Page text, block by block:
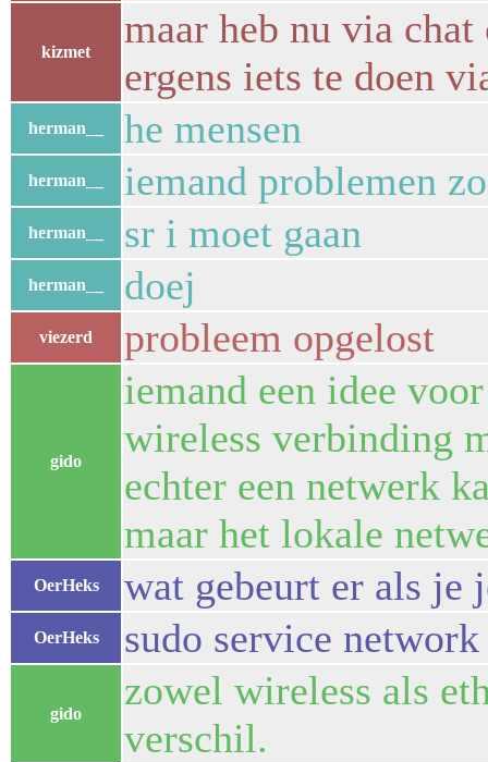
kizmet
maar heb nu via
ergens iets te doen
herman__ he mensen
herman__ iemand problemen
herman__ sr i moet gaan
herman__ doej
viezerd probleem opgelost
gido
iemand een idee
wireless verbinding
echter een netwerk
maar het lokale
OerHeks wat gebeurt er als je
OerHeks sudo service
gido
zowel wireless als
verschil.